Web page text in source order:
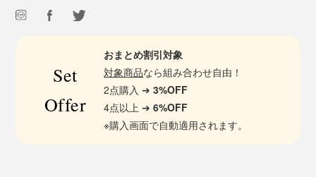
Set
Offer
おまとめ割引対象
対象商品なら組み合わせ自由！
2点購入 ➔3%OFF
4点以上 ➔6%OFF
※購入画面で自動適用されます。